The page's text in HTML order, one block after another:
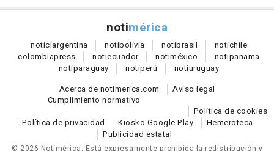
notimérica
noticiargentina notibolivia notibrasil notichile
colombiapress notiecuador notiméxico notipanama
notiparaguay notiperú notiuruguay
Acerca de notimerica.com
Aviso legal
Cumplimiento normativo
Política de cookies
Política de privacidad
Kiosko Google Play
Hemeroteca
Publicidad estatal
© 2026 Notimérica. Está expresamente prohibida la redistribución y